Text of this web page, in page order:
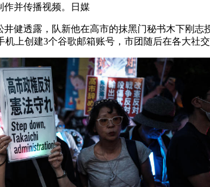
作并传播视频。日媒
健透露，队新他在高市的抹黑门秘书木下刚志
上创建3个谷歌邮箱账号，市团随后在各大社